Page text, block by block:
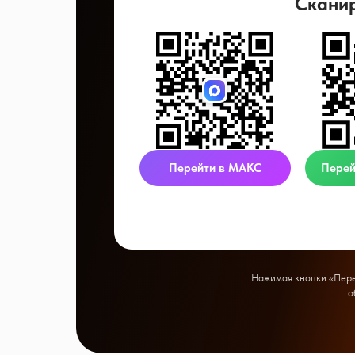
Перейти в МАКС
Нажимая кнопки